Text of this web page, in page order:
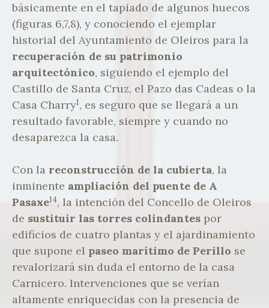
básicamente en el tapiado de algunos huecos
(figuras 6,7,8), y conociendo el ejemplar
historial del Ayuntamiento de Oleiros para la
recuperación de su patrimonio
arquitectónico, siguiendo el ejemplo del
Castillo de Santa Cruz, el Pazo das Cadeas o la
Casa Charry1, es seguro que se llegará a un
resultado favorable, siempre y cuando no
desaparezca la casa.
Con la reconstrucción de la cubierta, la
inminente ampliación del puente de A
Pasaxe14, la intención del Concello de Oleiros
de sustituir las torres colindantes por
edificios de cuatro plantas y el ajardinamiento
que supone el paseo marítimo de Perillo se
revalorizará sin duda el entorno de la casa
Carnicero. Intervenciones que se verían
altamente enriquecidas con la presencia de